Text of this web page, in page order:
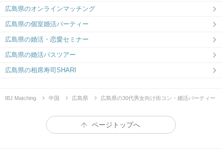
広島県のオンラインマッチング
広島県の個室婚活パーティー
広島県の婚活・恋愛セミナー
広島県の婚活バスツアー
広島県の相席寿司SHARI
IBJ Matching 中国 広島県 広島県の30代男女向け街コン・婚活パーティー
ページトップへ